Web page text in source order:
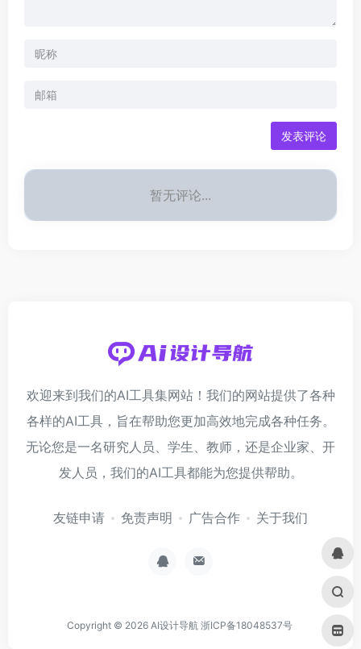
发表评论
暂无评论...
欢迎来到我们的AI工具集网站！我们的网站提供了各种
各样的AI工具，旨在帮助您更加高效地完成各种任务。
无论您是一名研究人员、学生、教师，还是企业家、开
发人员，我们的AI工具都能为您提供帮助。
友链申请 免责声明 广告合作 关于我们
Copyright © 2026 AI设计导航 浙ICP备18048537号